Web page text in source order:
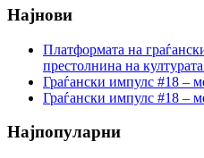
Најнови
Платформата на
престолнина на
Граѓански импулс #18 –
Граѓански импулс #18 –
Најпопуларни